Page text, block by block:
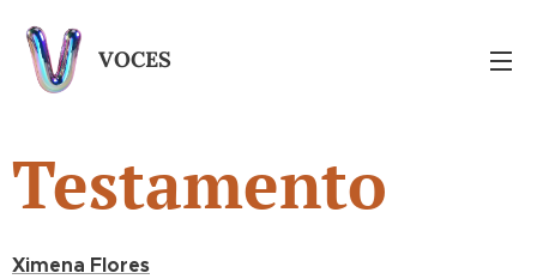
VOCES
Testamento
Ximena Flores